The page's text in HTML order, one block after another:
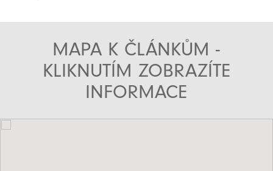
MAPA K ČLÁNKŮM -
KLIKNUTÍM ZOBRAZÍTE
INFORMACE